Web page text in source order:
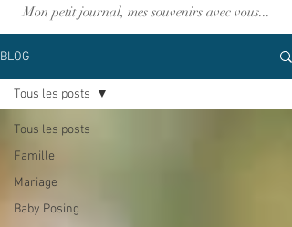
Mon petit journal, mes souvenirs avec vous...
BLOG
Tous les posts
Famille
Mariage
Baby Posing
Tous les posts